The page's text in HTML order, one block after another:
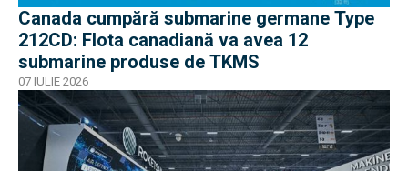
Canada cumpără submarine germane Type
212CD: Flota canadiană va avea 12
submarine produse de TKMS
07 IULIE 2026